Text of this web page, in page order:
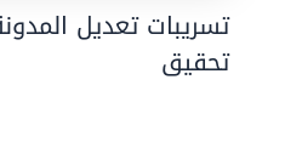
تسريبات تعديل
تحقيق